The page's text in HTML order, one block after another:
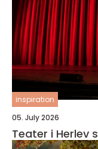
inspiration
05. July 2026
Teater i Herlev